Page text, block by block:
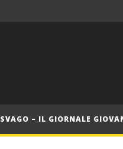
SVAGO – IL GIORNALE